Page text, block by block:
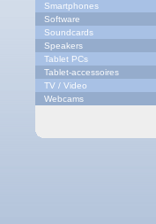
Smartphones
Software
Soundcards
Speakers
Tablet PCs
Tablet-accessoires
TV / Video
Webcams